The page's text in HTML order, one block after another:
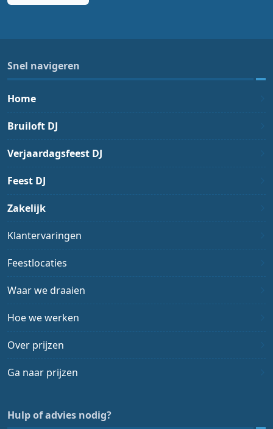
Snel navigeren
Home
Bruiloft DJ
Verjaardagsfeest DJ
Feest DJ
Zakelijk
Klantervaringen
Feestlocaties
Waar we draaien
Hoe we werken
Over prijzen
Ga naar prijzen
Hulp of advies nodig?